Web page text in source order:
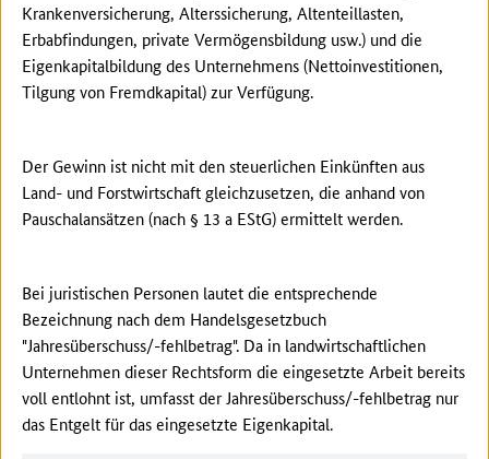
Krankenversicherung, Alterssicherung, Altenteillasten,
Erbabfindungen, private Vermögensbildung usw.) und die
Eigenkapitalbildung des Unternehmens (Nettoinvestitionen,
Tilgung von Fremdkapital) zur Verfügung.
Der Gewinn ist nicht mit den steuerlichen Einkünften aus
Land- und Forstwirtschaft gleichzusetzen, die anhand von
Pauschalansätzen (nach § 13 a EStG) ermittelt werden.
Bei juristischen Personen lautet die entsprechende
Bezeichnung nach dem Handelsgesetzbuch
"Jahresüberschuss/-fehlbetrag". Da in landwirtschaftlichen
Unternehmen dieser Rechtsform die eingesetzte Arbeit bereits
voll entlohnt ist, umfasst der Jahresüberschuss/-fehlbetrag nur
das Entgelt für das eingesetzte Eigenkapital.